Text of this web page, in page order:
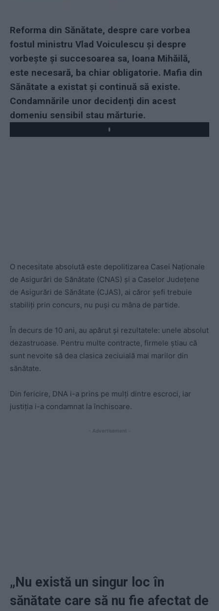
Reforma din Sănătate, despre care vorbea
fostul ministru Vlad Voiculescu și despre
vorbește și succesoarea sa, Ioana Mihăilă,
este necesară, ba chiar obligatorie. Mafia din
Sănătate a existat și continuă să existe.
Condamnările unor decidenți din acest
domeniu sensibil stau mărturie.
Play
O necesitate absolută este depolitizarea Casei Naționale
de Asigurări de Sănătate (CNAS) și a Caselor Județene
de Asigurări de Sănătate (CJAS), ai căror șefi trebuie
stabiliți prin concurs, nu puși cu mâna de partide.
În decurs de 10 ani, au apărut și rezultatele: unele absolut
dezastruoase. Pentru multe contracte, firmele știau că
sunt nevoite să dea clasica zeciuială mai marilor din
sănătate.
Din fericire, DNA i-a prins pe mulți dintre escroci, iar
justiția i-a condamnat la închisoare.
- Advertisement -
„Nu există un singur loc în
sănătate care să nu fie afectat de